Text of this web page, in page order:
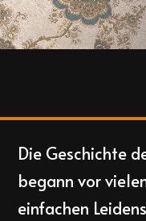
Die Geschichte
begann vor
einfachen